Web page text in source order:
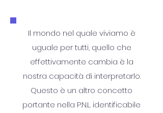
Il mondo nel quale viviamo è
uguale per tutti, quello che
effettivamente cambia è la
nostra capacità di interpretarlo.
Questo è un altro concetto
portante nella P.N.L. identificabile